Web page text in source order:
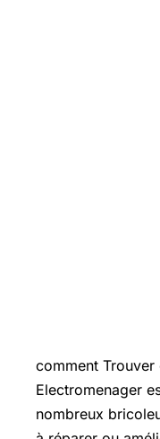
comment Trouver
Electromenager
nombreux